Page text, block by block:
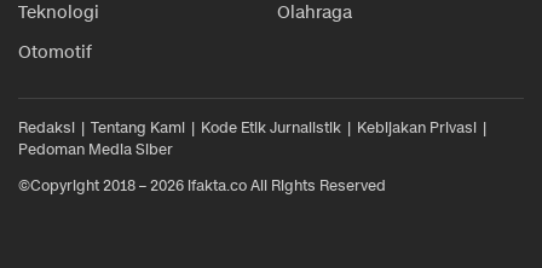
Teknologi
Olahraga
Otomotif
Redaksi Tentang Kami Kode Etik Jurnalistik
Kebijakan Privasi
Pedoman Media Siber
©Copyright 2018 – 2026 ifakta.co All Rights Reserved